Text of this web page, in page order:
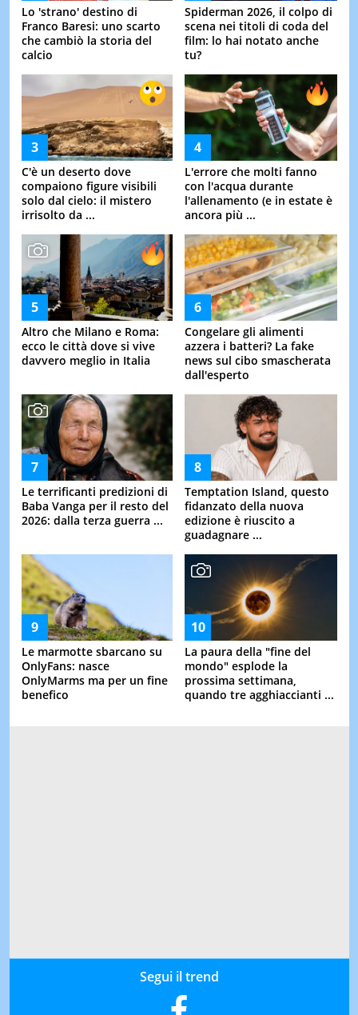
Lo 'strano' destino di
Franco Baresi: uno scarto
che cambiò la storia del
calcio
Spiderman 2026, il colpo di
scena nei titoli di coda del
film: lo hai notato anche
tu?
C'è un deserto dove
compaiono figure visibili
solo dal cielo: il mistero
irrisolto da ...
L'errore che molti fanno
con l'acqua durante
l'allenamento (e in estate è
ancora più ...
Altro che Milano e Roma:
ecco le città dove si vive
davvero meglio in Italia
Congelare gli alimenti
azzera i batteri? La fake
news sul cibo smascherata
dall'esperto
Le terrificanti predizioni di
Baba Vanga per il resto del
2026: dalla terza guerra ...
Temptation Island, questo
fidanzato della nuova
edizione è riuscito a
guadagnare ...
Le marmotte sbarcano su
OnlyFans: nasce
OnlyMarms ma per un fine
benefico
La paura della "fine del
mondo" esplode la
prossima settimana,
quando tre agghiaccianti ...
Segui il trend